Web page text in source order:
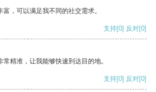
，可以满足我不同的社交需求。
支持[0] 反对[0]
精准，让我能够快速到达目的地。
支持[0] 反对[0]